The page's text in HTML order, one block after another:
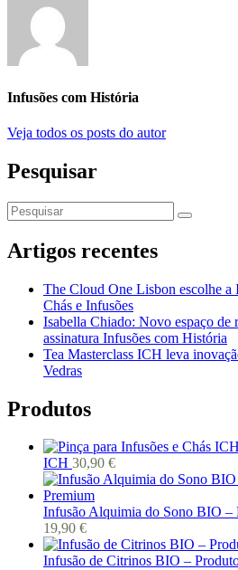
Infusões com História
Veja todos os posts do autor
Pesquisar
Artigos recentes
The Cloud One Lisbon escolhe a
Chás e Infusões
Isabella Chiado: Novo espaço de
assinatura Infusões com História
Tea Masterclass ICH leva
Vedras
Produtos
ICH 30,90 €
Infusão Alquimia do Sono BIO –
19,90 €
Infusão de Citrinos BIO –